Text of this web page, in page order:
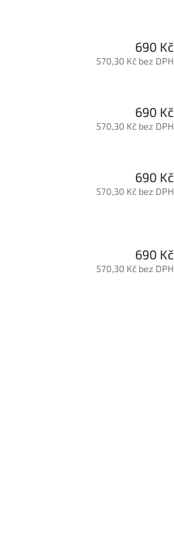
690 Kč
570,30 Kč bez DPH
690 Kč
570,30 Kč bez DPH
690 Kč
570,30 Kč bez DPH
690 Kč
570,30 Kč bez DPH